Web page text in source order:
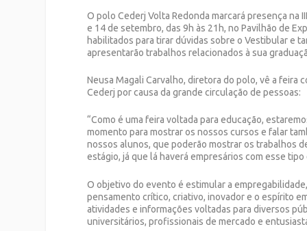
O polo Cederj Volta Redonda marcará presença na
e 14 de setembro, das 9h às 21h, no Pavilhão de
habilitados para tirar dúvidas sobre o Vestibular e
apresentarão trabalhos relacionados à sua
Neusa Magali Carvalho, diretora do polo, vê a feira
Cederj por causa da grande circulação de pessoas:
“Como é uma feira voltada para educação,
momento para mostrar os nossos cursos e falar
nossos alunos, que poderão mostrar os trabalhos
estágio, já que lá haverá empresários com esse
O objetivo do evento é estimular a
pensamento crítico, criativo, inovador e o espírito
atividades e informações voltadas para diversos
universitários, profissionais de mercado e